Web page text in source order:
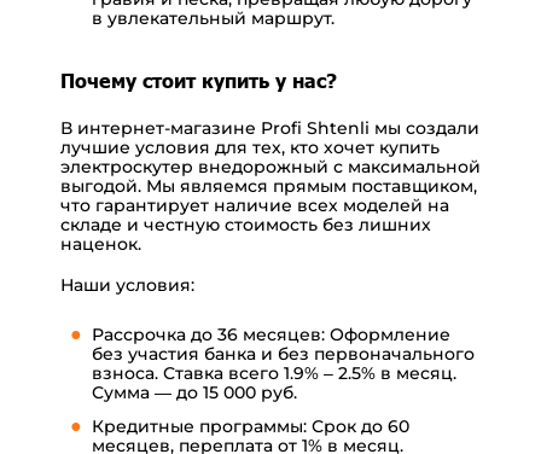
в увлекательный маршрут.
Почему стоит купить у нас?
В интернет-магазине Profi Shtenli мы создали
лучшие условия для тех, кто хочет купить
электроскутер внедорожный с максимальной
выгодой. Мы являемся прямым поставщиком,
что гарантирует наличие всех моделей на
складе и честную стоимость без лишних
наценок.
Наши условия:
Рассрочка до 36 месяцев: Оформление
без участия банка и без первоначального
взноса. Ставка всего 1.9% – 2.5% в месяц.
Сумма — до 15 000 руб.
Кредитные программы: Срок до 60
месяцев, переплата от 1% в месяц.